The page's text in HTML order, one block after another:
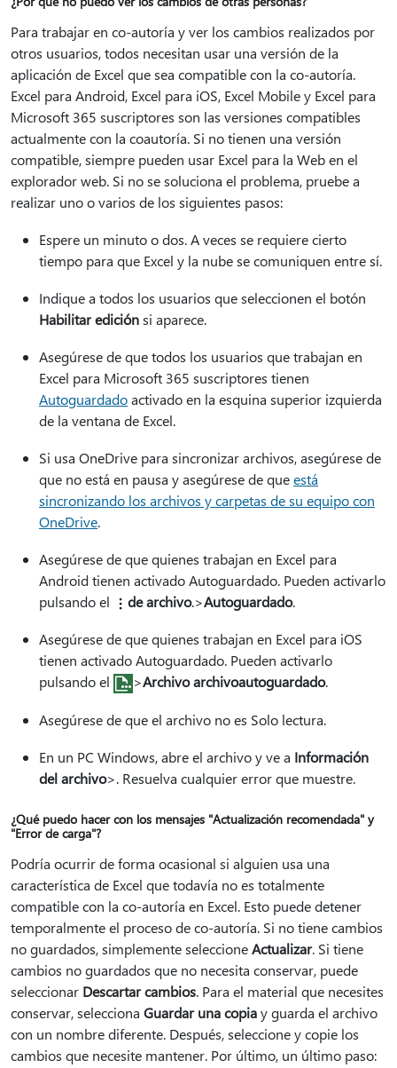
Para trabajar en co-autoría y ver los cambios realizados por
otros usuarios, todos necesitan usar una versión de la
aplicación de Excel que sea compatible con la co-autoría.
Excel para Android, Excel para iOS, Excel Mobile y Excel para
Microsoft 365 suscriptores son las versiones compatibles
actualmente con la coautoría. Si no tienen una versión
compatible, siempre pueden usar Excel para la Web en el
explorador web. Si no se soluciona el problema, pruebe a
realizar uno o varios de los siguientes pasos:
Espere un minuto o dos. A veces se requiere cierto
tiempo para que Excel y la nube se comuniquen entre sí.
Indique a todos los usuarios que seleccionen el botón
Habilitar ediciónsi aparece.
Asegúrese de que todos los usuarios que trabajan en
Excel para Microsoft 365 suscriptores tienen
Autoguardadoactivado en la esquina superior izquierda
de la ventana de Excel.
Si usa OneDrive para sincronizar archivos, asegúrese de
que no está en pausa y asegúrese de queestá
sincronizando los archivos y carpetas de su equipo con
OneDrive.
Asegúrese de que quienes trabajan en Excel para
Android tienen activado Autoguardado. Pueden activarlo
pulsando el
de archivo.>Autoguardado.
Asegúrese de que quienes trabajan en Excel para iOS
tienen activado Autoguardado. Pueden activarlo
pulsando el
>Archivo archivoautoguardado.
Asegúrese de que el archivo no es Solo lectura.
En un PC Windows, abre el archivo y ve a Información
del archivo>. Resuelva cualquier error que muestre.
¿Qué puedo hacer con los mensajes "Actualización recomendada" y
"Error de carga"?
Podría ocurrir de forma ocasional si alguien usa una
característica de Excel que todavía no es totalmente
compatible con la co-autoría en Excel. Esto puede detener
temporalmente el proceso de co-autoría. Si no tiene cambios
no guardados, simplemente seleccioneActualizar. Si tiene
cambios no guardados que no necesita conservar, puede
seleccionar Descartar cambios. Para el material que necesites
conservar, selecciona Guardar una copiay guarda el archivo
con un nombre diferente. Después, seleccione y copie los
cambios que necesite mantener. Por último, un último paso: